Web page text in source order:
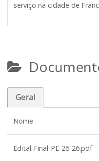
serviço na cidade de
Geral
Nome
Edital-Final-PE-26-26.pdf